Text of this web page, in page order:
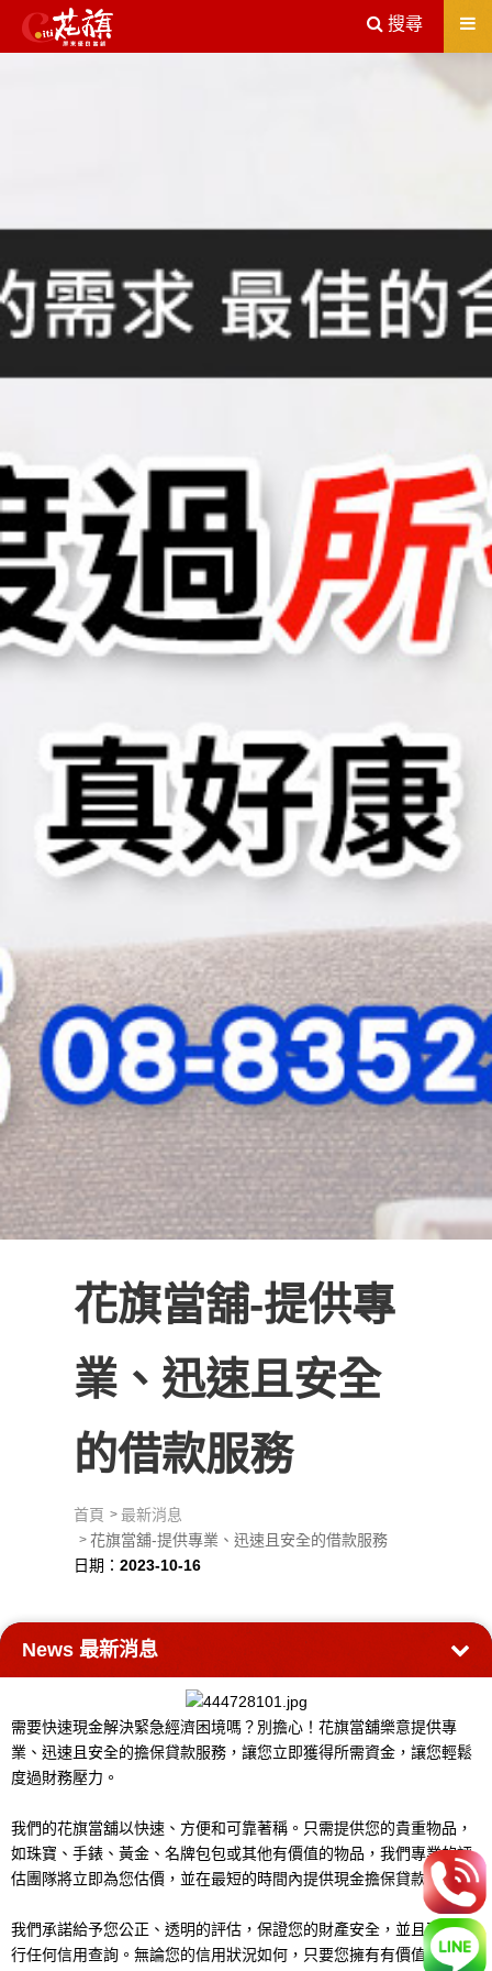
屏東機車借款解決您所有的借貸疑慮，完全了解、滿意再貸！
送出
搜尋
花旗當舖-提供專
業、迅速且安全
的借款服務
首頁
最新消息
花旗當舖-提供專業、迅速且安全的借款服務
日期：2023-10-16
News 最新消息
需要快速現金解決緊急經濟困境嗎？別擔心！花旗當舖樂意提供專
業、迅速且安全的擔保貸款服務，讓您立即獲得所需資金，讓您輕鬆
度過財務壓力。
我們的花旗當舖以快速、方便和可靠著稱。只需提供您的貴重物品，
如珠寶、手錶、黃金、名牌包包或其他有價值的物品，我們專業的評
估團隊將立即為您估價，並在最短的時間內提供現金擔保貸款。
我們承諾給予您公正、透明的評估，保證您的財產安全，並且不會進
行任何信用查詢。無論您的信用狀況如何，只要您擁有有價值的物